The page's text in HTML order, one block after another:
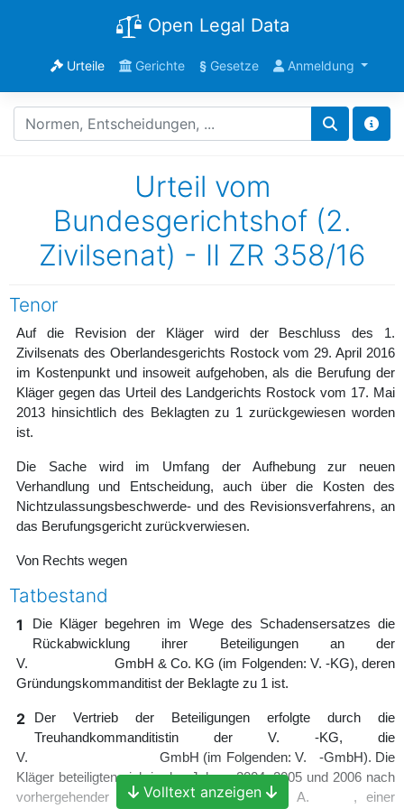
Open Legal Data
Urteile Gerichte §Gesetze Anmeldung
Urteil vom
Bundesgerichtshof (2.
Zivilsenat) - II ZR 358/16
Tenor
Auf die Revision der Kläger wird der Beschluss des 1.
Zivilsenats des Oberlandesgerichts Rostock vom 29. April 2016
im Kostenpunkt und insoweit aufgehoben, als die Berufung der
Kläger gegen das Urteil des Landgerichts Rostock vom 17. Mai
2013 hinsichtlich des Beklagten zu 1 zurückgewiesen worden
ist.
Die Sache wird im Umfang der Aufhebung zur neuen
Verhandlung und Entscheidung, auch über die Kosten des
Nichtzulassungsbeschwerde- und des Revisionsverfahrens, an
das Berufungsgericht zurückverwiesen.
Von Rechts wegen
Tatbestand
1
Die Kläger begehren im Wege des Schadensersatzes die
Rückabwicklung ihrer Beteiligungen an der
V. GmbH & Co. KG (im Folgenden: V. -KG), deren
Gründungskommanditist der Beklagte zu 1 ist.
2
Der Vertrieb der Beteiligungen erfolgte durch die
Treuhandkommanditistin der V. -KG, die
V. GmbH (im Folgenden: V. -GmbH). Die
Kläger beteiligten sich in den Jahren 2004, 2005 und 2006 nach
vorhergehender Beratung durch die Zeugin A. , einer
Volltext anzeigen